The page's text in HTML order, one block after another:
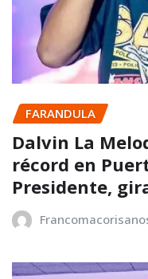
FARANDULA
Dalvin La
récord en
Presidente,